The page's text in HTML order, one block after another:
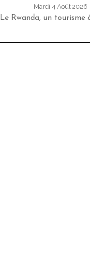
Mardi 4 Août 2026
Le Rwanda, un